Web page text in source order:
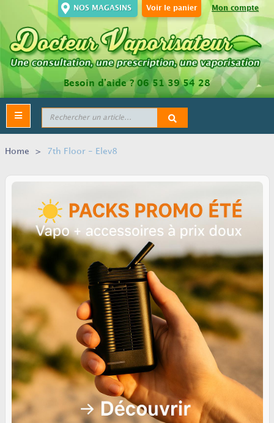
Mon compte
Voir le panier
NOS MAGASINS
Besoin d’aide ?06 51 39 54 28
Toggle
navigation
Home > 7th Floor - Elev8